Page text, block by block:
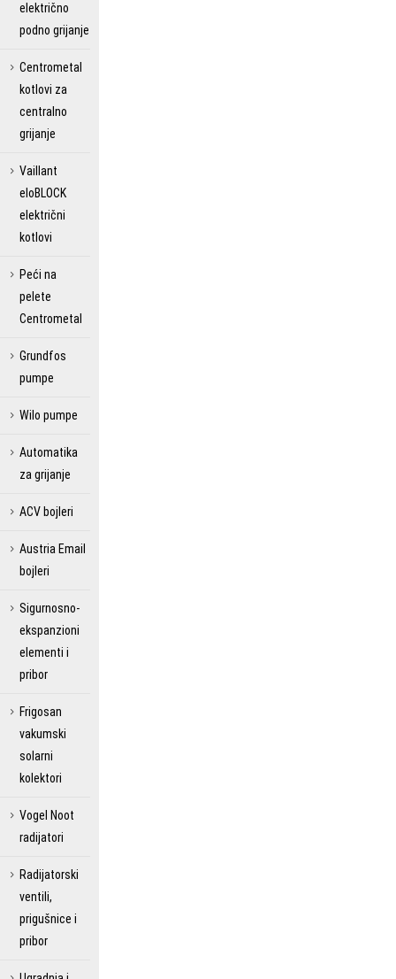
električno
podno grijanje
Centrometal
kotlovi za
centralno
grijanje
Vaillant
eloBLOCK
električni
kotlovi
Peći na
pelete
Centrometal
Grundfos
pumpe
Wilo pumpe
Automatika
za grijanje
ACV bojleri
Austria Email
bojleri
Sigurnosno-
ekspanzioni
elementi i
pribor
Frigosan
vakumski
solarni
kolektori
Vogel Noot
radijatori
Radijatorski
ventili,
prigušnice i
pribor